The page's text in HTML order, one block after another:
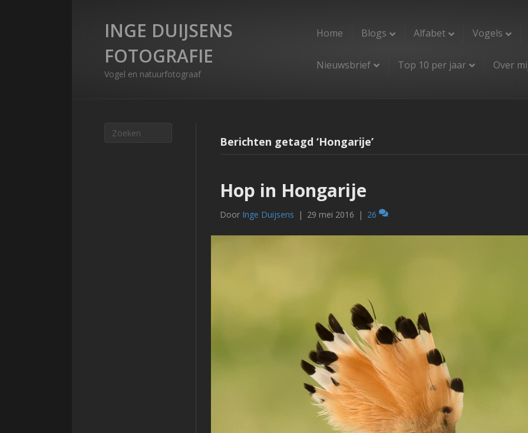
INGE DUIJSENS
FOTOGRAFIE
Vogel en natuurfotograaf
Home Blogs Alfabet Vogels
Nieuwsbrief Top 10 per jaar Over
Berichten getagd ‘Hongarije’
Hop in Hongarije
Door Inge Duijsens | 29 mei 2016 | 26